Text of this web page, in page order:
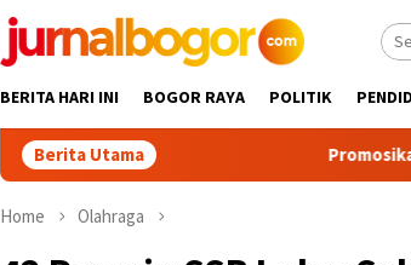
BERITA HARI INI BOGOR RAYA POLITIK
Berita Utama Promosikan Wisata
Home Olahraga